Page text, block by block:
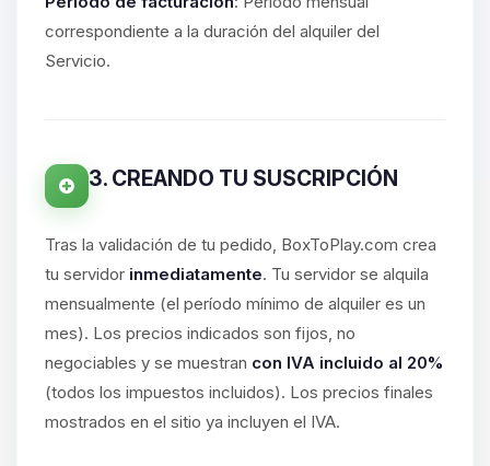
correspondiente a la duración del alquiler del
Servicio.
3. CREANDO TU SUSCRIPCIÓN
Tras la validación de tu pedido, BoxToPlay.com crea
tu servidor inmediatamente. Tu servidor se alquila
mensualmente (el período mínimo de alquiler es un
mes). Los precios indicados son fijos, no
negociables y se muestran con IVA incluido al 20%
(todos los impuestos incluidos). Los precios finales
mostrados en el sitio ya incluyen el IVA.
asistente de BoxToPlay. Cuentame